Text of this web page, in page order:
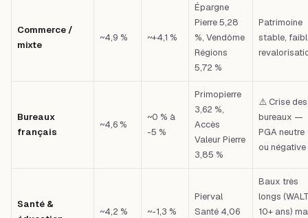
Commerce /
mixte
~4,9 % ~+4,1 %
Épargne
Pierre 5,28
%, Vendôme
Régions
5,72 %
Patrimoine
stable,
Bureaux
français
~4,6 %
~0 % à
-5 %
Primopierre
3,62 %,
Accès
Valeur Pierre
3,85 %
⚠️ Crise des
bureaux —
PGA neutre
ou négative
Santé &
~4,2 % ~-1,3 %
Pierval
Santé 4,06
Baux très
longs
10+ ans)